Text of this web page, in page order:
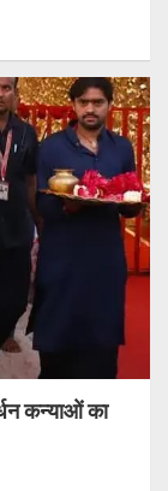
कन्याओं का